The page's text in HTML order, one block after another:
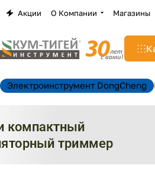
Акции О Компании Магазины
Электроинструмент DongCheng